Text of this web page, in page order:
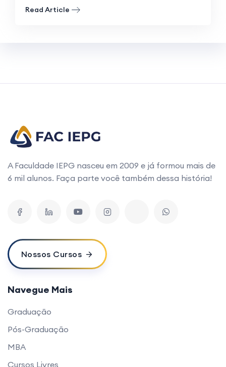
Read Article
A Faculdade IEPG nasceu em 2009 e já formou mais de
6 mil alunos. Faça parte você também dessa história!
Nossos Cursos
Navegue Mais
Graduação
Pós-Graduação
MBA
Cursos Livres